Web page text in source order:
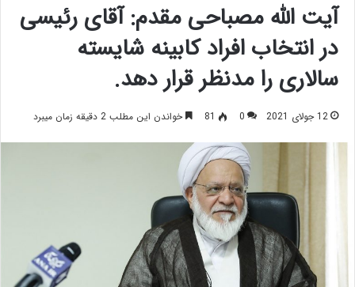
آیت الله مصباحی مقدم: آقای رئیسی
در انتخاب افراد کابینه شایسته
سالاری را مدنظر قرار دهد.
12 جولای 2021 0
81 خواندن این مطلب 2 دقیقه زمان میبرد